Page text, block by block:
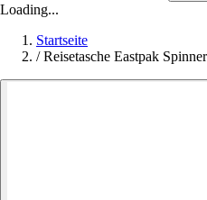
Loading...
Startseite
/ Reisetasche Eastpak